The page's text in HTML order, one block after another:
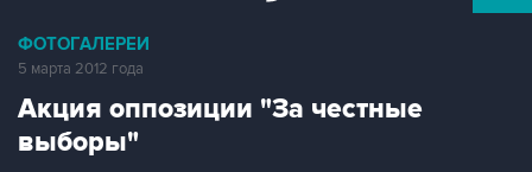
ФОТОГАЛЕРЕИ
5 марта 2012 года
Акция оппозиции "За честные
выборы"